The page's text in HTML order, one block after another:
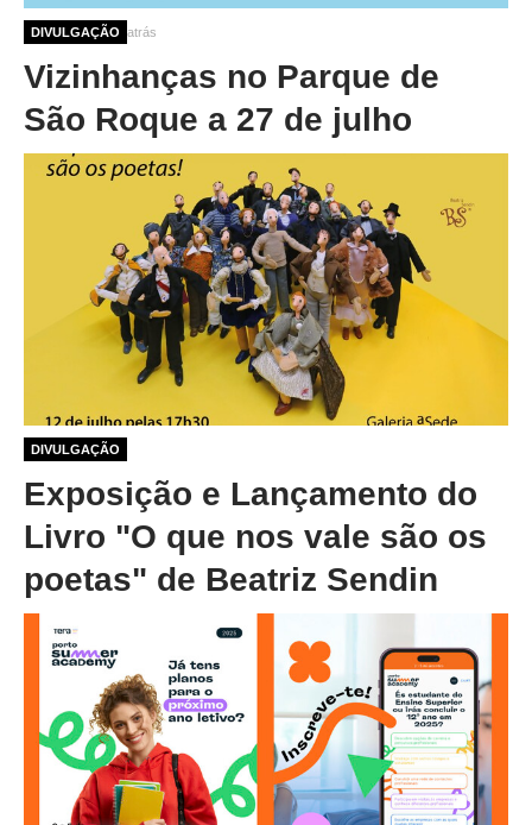
DIVULGAÇÃO
1 ano 2 semanas atrás
Vizinhanças no Parque de
São Roque a 27 de julho
DIVULGAÇÃO
1 ano 1 mês atrás
Exposição e Lançamento do
Livro "O que nos vale são os
poetas" de Beatriz Sendin